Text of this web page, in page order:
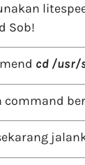
Sob!
cd /usr/
command